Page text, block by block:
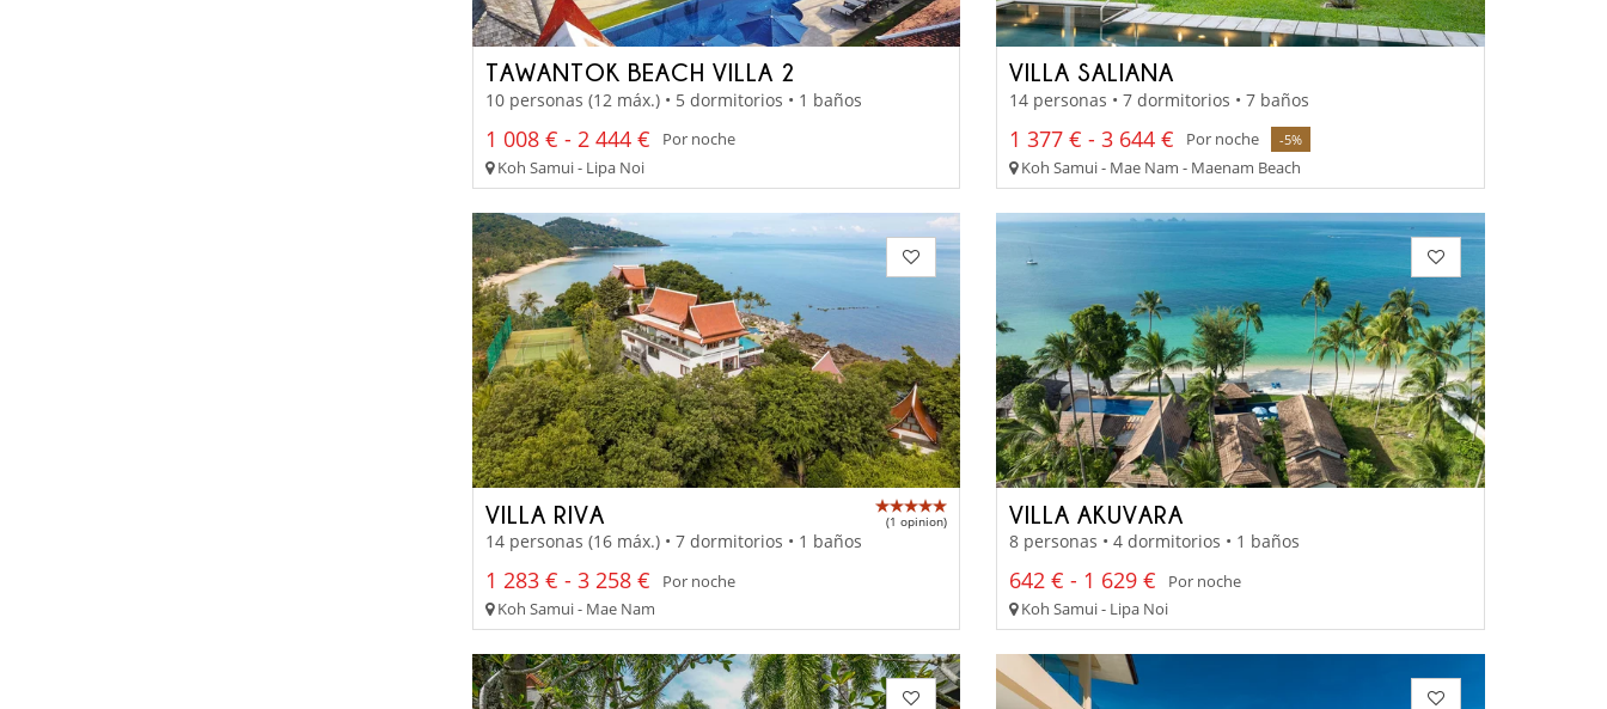
TAWANTOK BEACH VILLA 2
10 personas (12 máx.) • 5 dormitorios • 1 baños
1 008 € - 2 444 €
Por noche
Koh Samui - Lipa Noi
VILLA SALIANA
14 personas • 7 dormitorios • 7 baños
1 377 € - 3 644 € Por noche -5%
Koh Samui - Mae Nam - Maenam Beach
VILLA RIVA (1 opinion)
14 personas (16 máx.) • 7 dormitorios • 1 baños
1 283 € - 3 258 €
Por noche
Koh Samui - Mae Nam
VILLA AKUVARA
8 personas • 4 dormitorios • 1 baños
642 € - 1 629 €
Por noche
Koh Samui - Lipa Noi